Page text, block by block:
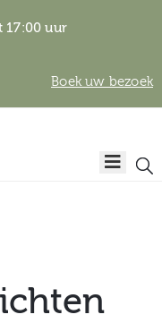
17:00 uur
Boek uw bezoek